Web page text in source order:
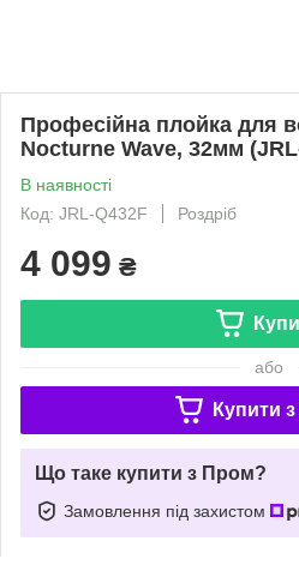
Професійна плойка для
Nocturne Wave, 32мм
В наявності
Код: JRL-Q432F
Роздріб
4 099 ₴
або
Купити з
Що таке купити з Пром?
Замовлення під захистом